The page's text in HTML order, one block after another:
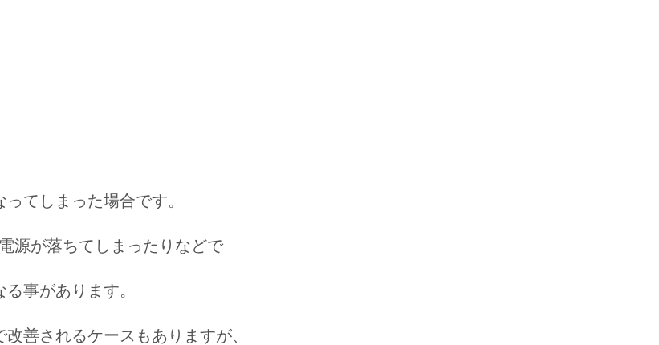
てしまった場合です。
源が落ちてしまったりなどで
事があります。
善されるケースもありますが、